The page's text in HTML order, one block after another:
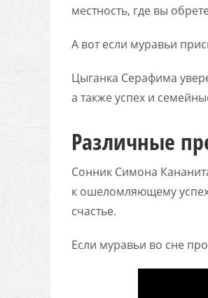
местность, где вы
А вот если муравьи
Цыганка Серафима
а также успех и
Различные
Сонник Симона
к ошеломляющему
счастье.
Если муравьи во сне